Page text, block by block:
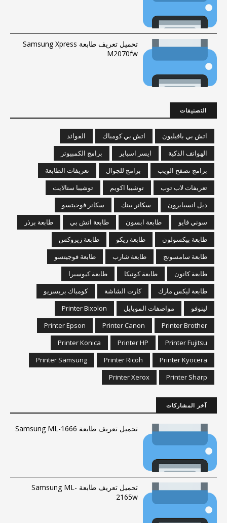
تحميل تعريف طابعة Samsung Xpress
M2070fw
التصنيفات
اتش بي بافيليون اتش بي كومباك
الفوائد
الهواتف الذكية
ايسر اسباير
برامج الكمبيوتر
برامج تصفح الويب
برامج للجوال
تعريفات الطابعة
تعريفات لاب توب
توشيبا اكويم
توشيبا ستالايت
ديل انسبايرون
سكانر بينك
سكانر فوجيتسو
سوني فايو
طابعة ابسون طابعة اتش بي
طابعة برذر
طابعة بيكسولون
طابعة ريكو
طابعة زيروكس
طابعة سامسونج
طابعة شارب
طابعة فوجيتسو
طابعة كانون
طابعة كونيكا
طابعة كيوسيرا
طابعة ليكس مارك
كارت الشاشة
كومباك بريسريو
لينوفو
مواصفات الموبايل
Printer Bixolon
Printer Brother
Printer Canon
Printer Epson
Printer Fujitsu
Printer HP
Printer Konica
Printer Kyocera
Printer Ricoh
Printer Samsung
Printer Sharp
Printer Xerox
آخر المشاركات
تحميل تعريف طابعة Samsung ML-1666
تحميل تعريف طابعة Samsung ML-
2165w